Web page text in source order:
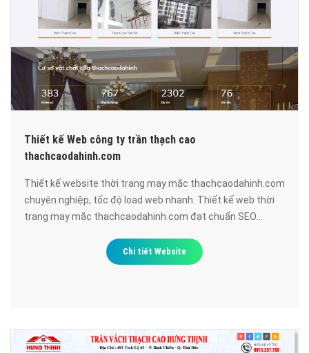
Thiết kế Web công ty trần thạch cao
thachcaodahinh.com
Thiết kế website thời trang may mặc thachcaodahinh.com
chuyên nghiệp, tốc độ load web nhanh. Thiết kế web thời
trang may mặc thachcaodahinh.com đạt chuẩn SEO
Chi tiết Website